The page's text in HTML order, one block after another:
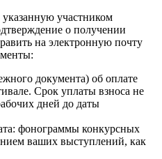
участником
о получении
на электронную почту
документа) об оплате
Срок уплаты взноса не
дней до даты
фонограммы конкурсных
ваших выступлений, как